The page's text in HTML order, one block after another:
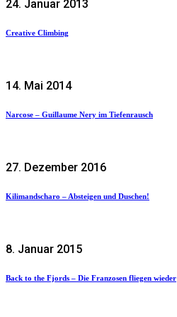
24. Januar 2013
Creative Climbing
14. Mai 2014
Narcose – Guillaume Nery im Tiefenrausch
27. Dezember 2016
Kilimandscharo – Absteigen und Duschen!
8. Januar 2015
Back to the Fjords – Die Franzosen fliegen wieder